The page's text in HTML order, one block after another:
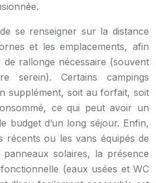
se renseigner sur la distance
et les emplacements, afin
de rallonge nécessaire (souvent
serein). Certains campings
supplément, soit au forfait, soit
ce qui peut avoir un
budget d’un long séjour. Enfin,
récents ou les vans équipés de
solaires, la présence
(eaux usées et WC